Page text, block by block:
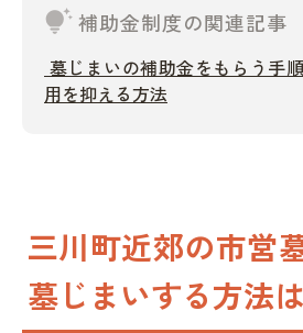
tips_and_updates補助金制度の関連記事
墓じまいの補助金をもらう手
用を抑える方法
三川町近郊の市営
墓じまいする方法